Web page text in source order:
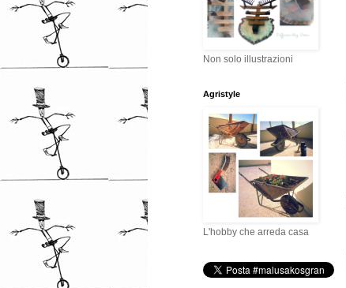
Non solo illustrazioni
Agristyle
L'hobby che arreda casa